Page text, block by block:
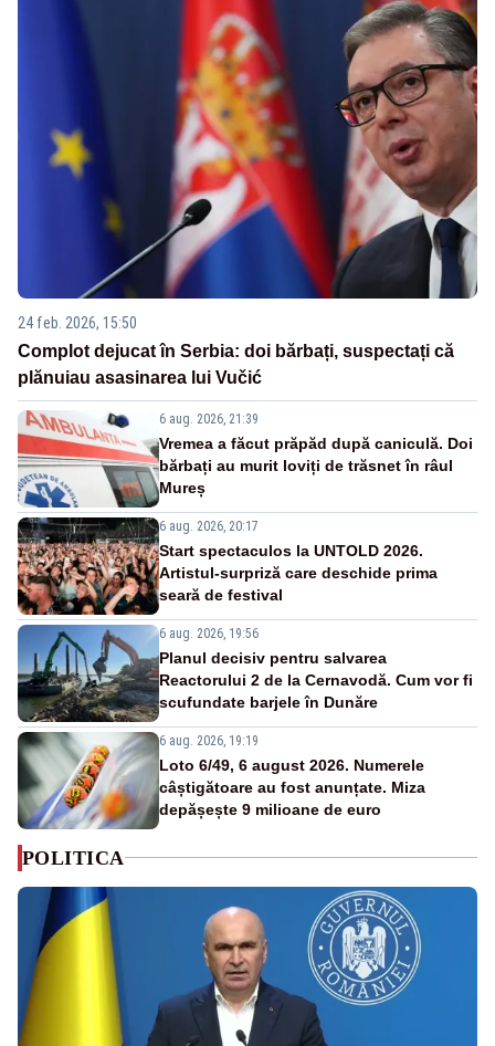
24 feb. 2026, 15:50
Complot dejucat în Serbia: doi bărbați, suspectați că
plănuiau asasinarea lui Vučić
6 aug. 2026, 21:39
Vremea a făcut prăpăd după caniculă. Doi
bărbați au murit loviți de trăsnet în râul
Mureș
6 aug. 2026, 20:17
Start spectaculos la UNTOLD 2026.
Artistul-surpriză care deschide prima
seară de festival
6 aug. 2026, 19:56
Planul decisiv pentru salvarea
Reactorului 2 de la Cernavodă. Cum vor fi
scufundate barjele în Dunăre
6 aug. 2026, 19:19
Loto 6/49, 6 august 2026. Numerele
câștigătoare au fost anunțate. Miza
depășește 9 milioane de euro
POLITICA